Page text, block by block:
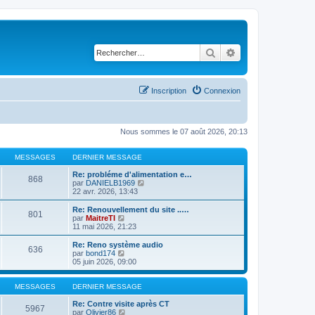
Rechercher
Connexion
Inscription
Nous sommes le 07 août 2026, 20:13
MESSAGES DERNIER MESSAGE
868
Re: probléme d'alimentation e…
par DANIELB1969
n
s
r
d
n
i
22 avr. 2026, 13:43
801
Re: Renouvellement du site ..…
par MaitreTI
o
n
s
l
e
r
l
e
11 mai 2026, 21:23
636
Re: Reno système audio
par bond174
o
n
s
u
l
t
05 juin 2026, 09:00
MESSAGES DERNIER MESSAGE
5967
Re: Contre visite après CT
par Olivier86